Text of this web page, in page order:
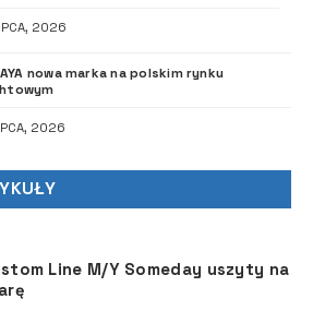
2026
nowa marka na polskim rynku
2026
Line M/Y Someday uszyty na